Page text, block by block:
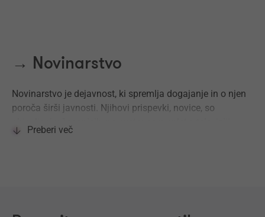
→ Novinarstvo
Novinarstvo je dejavnost, ki spremlja dogajanje in o njen
poroča širši javnosti. Njihovi prispevki, novice, so
radiu.
Preberi več